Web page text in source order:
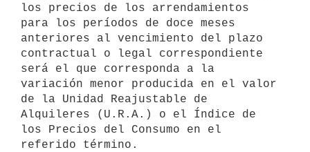
los precios de los arrendamientos
para los períodos de doce meses
anteriores al vencimiento del plazo
contractual o legal correspondiente
será el que corresponda a la
variación menor producida en el valor
de la Unidad Reajustable de
Alquileres (U.R.A.) o el Índice de
los Precios del Consumo en el
referido término.